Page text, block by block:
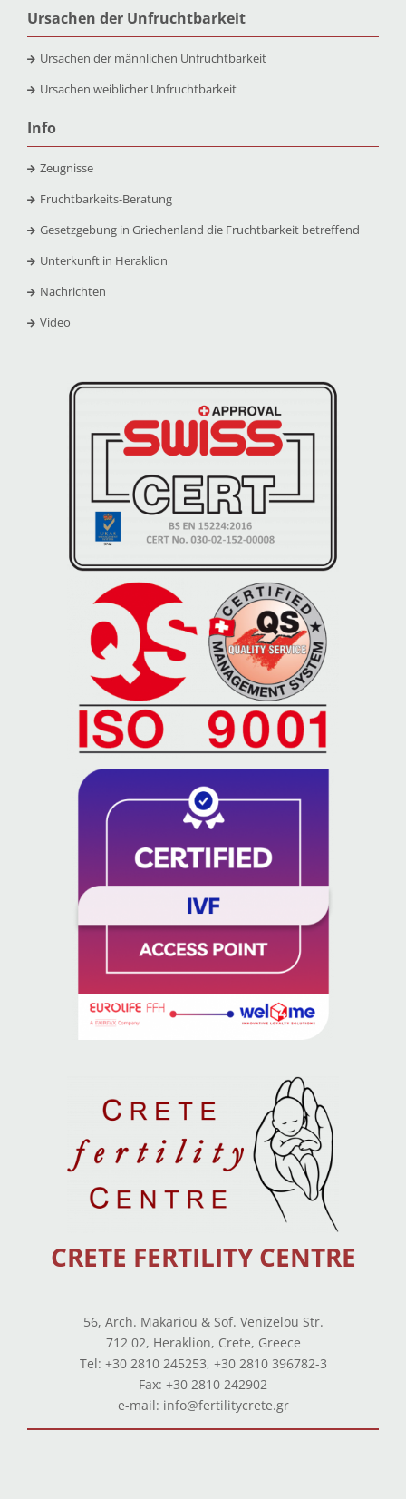
Ursachen der Unfruchtbarkeit
Ursachen der männlichen Unfruchtbarkeit
Ursachen weiblicher Unfruchtbarkeit
Info
Zeugnisse
Fruchtbarkeits-Beratung
Gesetzgebung in Griechenland die Fruchtbarkeit betreffend
Unterkunft in Heraklion
Nachrichten
Video
CRETE FERTILITY CENTRE
56, Arch. Makariou & Sof. Venizelou Str.
712 02, Heraklion, Crete, Greece
Tel: +30 2810 245253, +30 2810 396782-3
Fax: +30 2810 242902
e-mail: info@fertilitycrete.gr